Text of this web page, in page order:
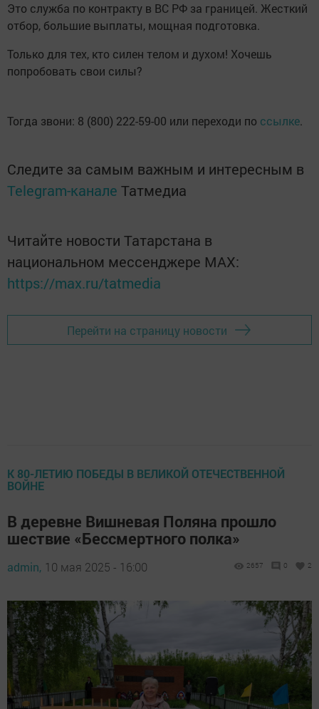
Это служба по контракту в ВС РФ за границей. Жесткий
отбор, большие выплаты, мощная подготовка.
Только для тех, кто силен телом и духом! Хочешь
попробовать свои силы?
Тогда звони: 8 (800) 222-59-00 или переходи по ссылке.
Следите за самым важным и интересным в
Telegram-канале Татмедиа
Читайте новости Татарстана в
национальном мессенджере MАХ:
https://max.ru/tatmedia
Перейти на страницу новости
К 80-ЛЕТИЮ ПОБЕДЫ В ВЕЛИКОЙ ОТЕЧЕСТВЕННОЙ
ВОЙНЕ
В деревне Вишневая Поляна прошло
шествие «Бессмертного полка»
admin, 10 мая 2025 - 16:00 2657 0 2